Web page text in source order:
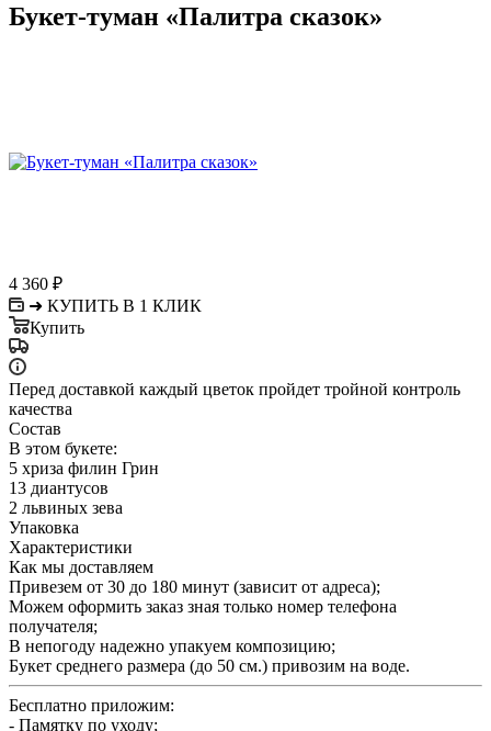
Букет-туман «Палитра сказок»
4 360 ₽
➜ КУПИТЬ В 1 КЛИК
Купить
Перед доставкой каждый цветок пройдет тройной контроль
качества
Состав
В этом букете:
5 хриза филин Грин
13 диантусов
2 львиных зева
Упаковка
Характеристики
Как мы доставляем
Привезем от 30 до 180 минут (зависит от адреса);
Можем оформить заказ зная только номер телефона
получателя;
В непогоду надежно упакуем композицию;
Букет среднего размера (до 50 см.) привозим на воде.
Бесплатно приложим:
- Памятку по уходу;